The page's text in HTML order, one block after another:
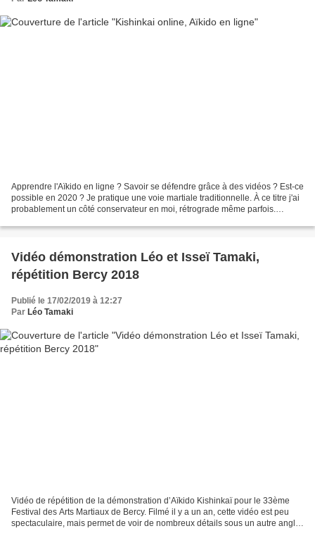
Apprendre l'Aïkido en ligne ? Savoir se défendre grâce à des vidéos ? Est-ce
possible en 2020 ? Je pratique une voie martiale traditionnelle. À ce titre j'ai
probablement un côté conservateur en moi, rétrograde même parfois.
Vidéo démonstration Léo et Isseï Tamaki,
répétition Bercy 2018
Publié le 17/02/2019 à 12:27
Par Léo Tamaki
Vidéo de répétition de la démonstration d’Aïkido Kishinkaï pour le 33ème
Festival des Arts Martiaux de Bercy. Filmé il y a un an, cette vidéo est peu
spectaculaire, mais permet de voir de nombreux détails sous un autre angle.